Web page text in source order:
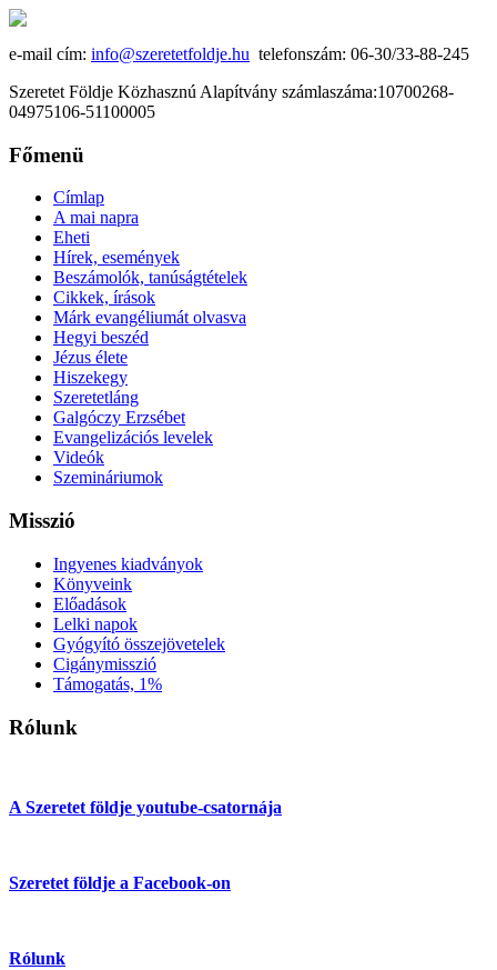
e-mail cím: info@szeretetfoldje.hu telefonszám: 06-30/33-88-245
Szeretet Földje Közhasznú Alapítvány számlaszáma:10700268-
04975106-51100005
Főmenü
Címlap
A mai napra
Eheti
Hírek, események
Beszámolók, tanúságtételek
Cikkek, írások
Márk evangéliumát olvasva
Hegyi beszéd
Jézus élete
Hiszekegy
Szeretetláng
Galgóczy Erzsébet
Evangelizációs levelek
Videók
Szemináriumok
Misszió
Ingyenes kiadványok
Könyveink
Előadások
Lelki napok
Gyógyító összejövetelek
Cigánymisszió
Támogatás, 1%
Rólunk
A Szeretet földje youtube-csatornája
Szeretet földje a Facebook-on
Rólunk